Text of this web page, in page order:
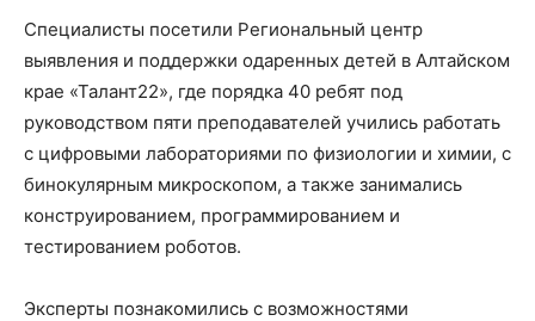
Специалисты посетили Региональный центр
выявления и поддержки одаренных детей в Алтайском
крае «Талант22», где порядка 40 ребят под
руководством пяти преподавателей учились работать
с цифровыми лабораториями по физиологии и химии, с
бинокулярным микроскопом, а также занимались
конструированием, программированием и
тестированием роботов.
Эксперты познакомились с возможностями